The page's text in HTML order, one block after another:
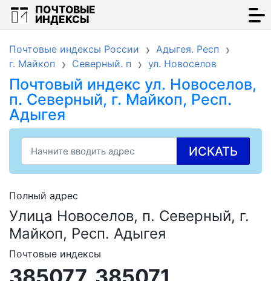
ПОЧТОВЫЕ
ИНДЕКСЫ
Почтовые индексы России
Адыгея. Респ
г. Майкоп
Северный. п ул. Новоселов
Почтовый индекс ул. Новоселов,
п. Северный, г. Майкоп, Респ.
Адыгея
ИСКАТЬ
Полный адрес
Улица Новоселов, п. Северный, г.
Майкоп, Респ. Адыгея
Почтовые индексы